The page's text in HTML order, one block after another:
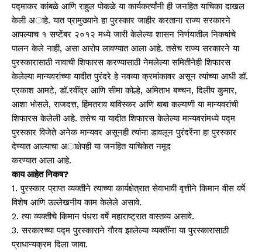
पद्माकर कांबळे आणि राहुल पोकळे या कार्यकर्त्यांनी ही जनहित याचिका दाखल
केली अाहे. यात प्रामुख्याने हा पुरस्कार जाहीर करताना राज्य सरकारने
आपल्याच १ सप्टेंबर २०१२ मध्ये जारी केलेल्या शासन निर्णयातील निकषांचे
पालन केले नाही, असा आरोप लावण्यात आला आहे. तसेच राज्य सरकारने या
पुरस्कारासाठी नावाची शिफारस करण्यासाठी नेमलेल्या समितीनेही शिफारस
केलेल्या मान्यवरांच्या यादीत पुरंदरे हे नवव्या क्रमांकावर असून त्यांच्या आधी डॉ.
प्रकाश आमटे, डॉ.रवींद्र आणि सीमा कोल्हे, अमिताभ बच्चन, दिलीप कुमार,
आशा भोसले, राजदत्त, हिंमतराव बाविस्कर आणि बाबा कल्याणी या मान्यवरांची
शिफारस केलेली आहे. तसेच या यादीत शिफारस केलेल्या मान्यवरांमध्ये पद्म
पुरस्कार विजेते अनेक मान्यवर असूनही त्यांना डावलून पुरंदरेंना हा पुरस्कार
देण्यात आल्याचा अाक्षेपही या जनहित याचिकेत नमूद
करण्यात आला आहे.
काय आहेत निकष?
1. पुरस्कार प्राप्त व्यक्तीने त्याच्या कार्यक्षेत्रात सेवाभावी वृत्तीने किमान वीस वर्षे
विशेष आणि उल्लेखनीय काम केलेले असावे.
2. त्या व्यक्तीचे किमान पंधरा वर्षे महाराष्ट्रात वास्तव्य असावे.
3. सरकारच्या पद्म पुरस्काराने गौरव झालेल्या व्यक्तींना या पुरस्कारासाठी
प्राधान्यक्रम दिला जावा.